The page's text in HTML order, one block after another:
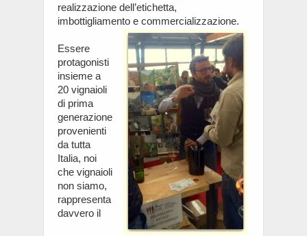
realizzazione dell’etichetta,
imbottigliamento e commercializzazione.
Essere
protagonisti
insieme a
20 vignaioli
di prima
generazione
provenienti
da tutta
Italia, noi
che vignaioli
non siamo,
rappresenta
davvero il